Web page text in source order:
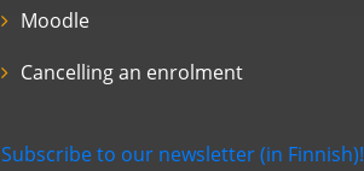
Moodle
Cancelling an enrolment
Subscribe to our newsletter (in Finnish)!